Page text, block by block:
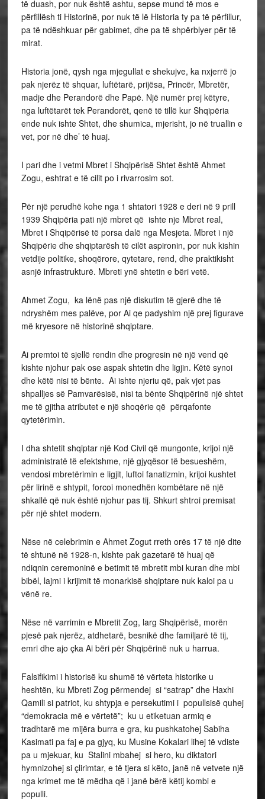
të duash, por nuk është ashtu, sepse mund të mos e
përfillësh ti Historinë, por nuk të lë Historia ty pa të përfillur,
pa të ndëshkuar për gabimet, dhe pa të shpërblyer për të
mirat.
Historia jonë, qysh nga mjegullat e shekujve, ka nxjerrë jo
pak njerëz të shquar, luftëtarë, prijësa, Princër, Mbretër,
madje dhe Perandorë dhe Papë. Një numër prej këtyre,
nga luftëtarët tek Perandorët, qenë të tillë kur Shqipëria
ende nuk ishte Shtet, dhe shumica, mjerisht, jo në truallin e
vet, por në dhe’ të huaj.
I pari dhe i vetmi Mbret i Shqipërisë Shtet është Ahmet
Zogu, eshtrat e të cilit po i rivarrosim sot.
Për një perudhë kohe nga 1 shtatori 1928 e deri në 9 prill
1939 Shqipëria pati një mbret që ishte nje Mbret real,
Mbret i Shqipërisë të porsa dalë nga Mesjeta. Mbret i një
Shqipërie dhe shqiptarësh të cilët aspironin, por nuk kishin
vetdije politike, shoqërore, qytetare, rend, dhe praktikisht
asnjë infrastrukturë. Mbreti ynë shtetin e bëri vetë.
Ahmet Zogu, ka lënë pas një diskutim të gjerë dhe të
ndryshëm mes palëve, por Ai qe padyshim një prej figurave
më kryesore në historinë shqiptare.
Ai premtoi të sjellë rendin dhe progresin në një vend që
kishte njohur pak ose aspak shtetin dhe ligjin. Këtë synoi
dhe këtë nisi të bënte. Ai ishte njeriu që, pak vjet pas
shpalljes së Pamvarësisë, nisi ta bënte Shqipërinë një shtet
me të gjitha atributet e një shoqërie që përqafonte
qytetërimin.
I dha shtetit shqiptar një Kod Civil që mungonte, krijoi një
administratë të efektshme, një gjyqësor të besueshëm,
vendosi mbretërimin e ligjit, luftoi fanatizmin, krijoi kushtet
për lirinë e shtypit, forcoi monedhën kombëtare në një
shkallë që nuk është njohur pas tij. Shkurt shtroi premisat
për një shtet modern.
Nëse në celebrimin e Ahmet Zogut rreth orës 17 të një dite
të shtunë në 1928-n, kishte pak gazetarë të huaj që
ndiqnin ceremoninë e betimit të mbretit mbi kuran dhe mbi
bibël, lajmi i krijimit të monarkisë shqiptare nuk kaloi pa u
vënë re.
Nëse në varrimin e Mbretit Zog, larg Shqipërisë, morën
pjesë pak njerëz, atdhetarë, besnikë dhe familjarë të tij,
emri dhe ajo çka Ai bëri për Shqipërinë nuk u harrua.
Falsifikimi i historisë ku shumë të vërteta historike u
heshtën, ku Mbreti Zog përmendej si “satrap” dhe Haxhi
Qamili si patriot, ku shtypja e persekutimi i popullsisë quhej
“demokracia më e vërtetë”; ku u etiketuan armiq e
tradhtarë me mijëra burra e gra, ku pushkatohej Sabiha
Kasimati pa faj e pa gjyq, ku Musine Kokalari lihej të vdiste
pa u mjekuar, ku Stalini mbahej si hero, ku diktatori
hymnizohej si çlirimtar, e të tjera si këto, janë në vetvete një
nga krimet me të mëdha që i janë bërë këtij kombi e
populli.